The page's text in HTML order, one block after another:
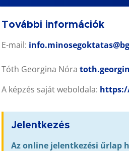
További információk
E-mail:
Tóth Georgina Nóra
A képzés saját weboldala:
Jelentkezés
Az online jelentkezési űrlap